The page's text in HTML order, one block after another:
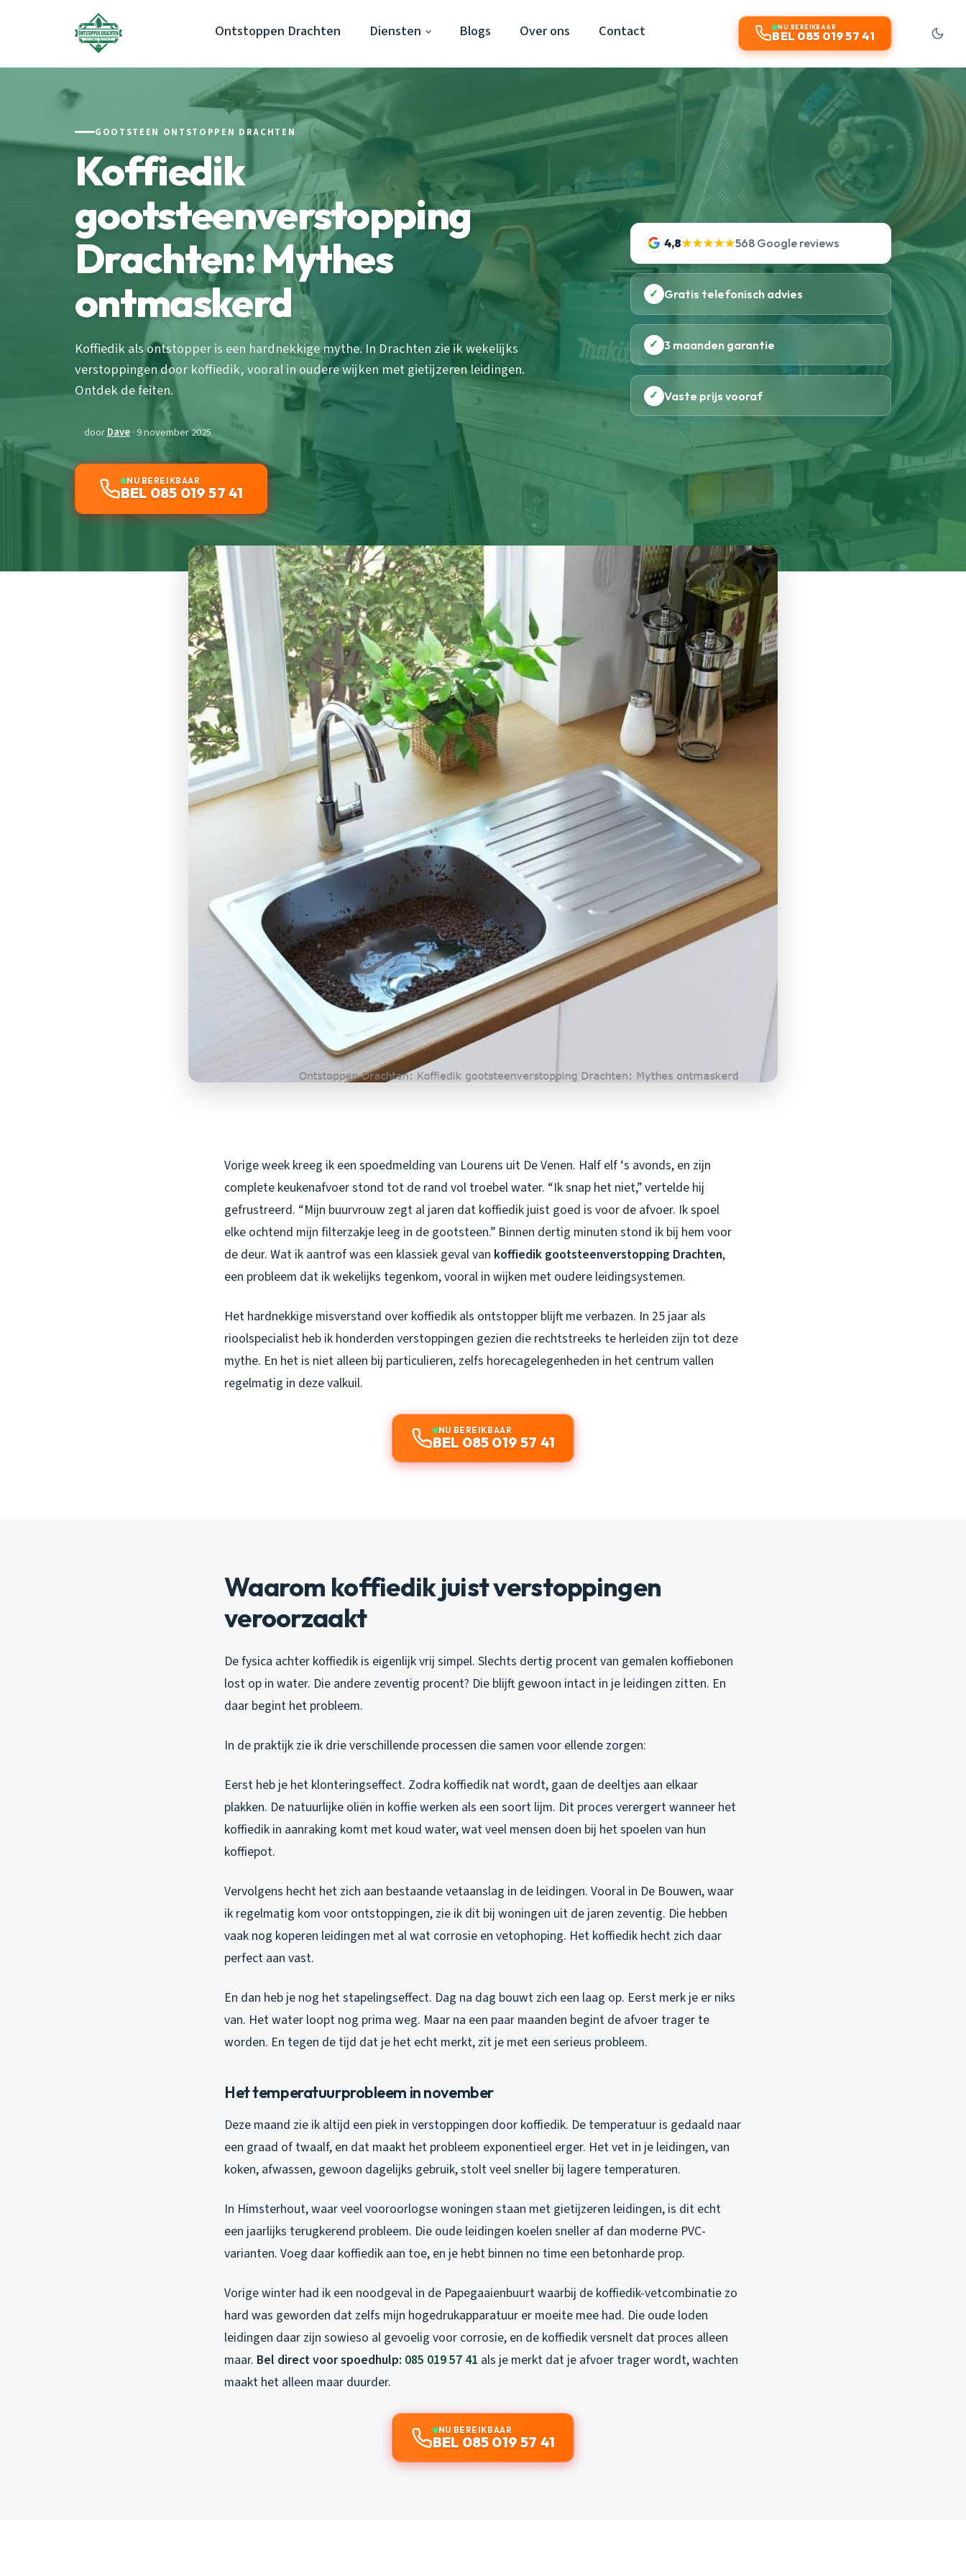
Ontstoppen Drachten Diensten Blogs Over ons Contact NU BEREIKBAAR
BEL 085 019 57 41
GOOTSTEEN ONTSTOPPEN DRACHTEN
Koffiedik
gootsteenverstopping
Drachten: Mythes
ontmaskerd
Koffiedik als ontstopper is een hardnekkige mythe. In Drachten zie ik wekelijks
verstoppingen door koffiedik, vooral in oudere wijken met gietijzeren leidingen.
Ontdek de feiten.
doorDave· 9 november 2025
NU BEREIKBAAR
BEL 085 019 57 41
4,8★★★★★568 Google reviews
✓ Gratis telefonisch advies
✓ 3 maanden garantie
✓ Vaste prijs vooraf
Vorige week kreeg ik een spoedmelding van Lourens uit De Venen. Half elf ‘s avonds, en zijn
complete keukenafvoer stond tot de rand vol troebel water. “Ik snap het niet,” vertelde hij
gefrustreerd. “Mijn buurvrouw zegt al jaren dat koffiedik juist goed is voor de afvoer. Ik spoel
elke ochtend mijn filterzakje leeg in de gootsteen.” Binnen dertig minuten stond ik bij hem voor
de deur. Wat ik aantrof was een klassiek geval van koffiedik gootsteenverstopping Drachten,
een probleem dat ik wekelijks tegenkom, vooral in wijken met oudere leidingsystemen.
Het hardnekkige misverstand over koffiedik als ontstopper blijft me verbazen. In 25 jaar als
rioolspecialist heb ik honderden verstoppingen gezien die rechtstreeks te herleiden zijn tot deze
mythe. En het is niet alleen bij particulieren, zelfs horecagelegenheden in het centrum vallen
regelmatig in deze valkuil.
NU BEREIKBAAR
BEL 085 019 57 41
Waarom koffiedik juist verstoppingen
veroorzaakt
De fysica achter koffiedik is eigenlijk vrij simpel. Slechts dertig procent van gemalen koffiebonen
lost op in water. Die andere zeventig procent? Die blijft gewoon intact in je leidingen zitten. En
daar begint het probleem.
In de praktijk zie ik drie verschillende processen die samen voor ellende zorgen:
Eerst heb je het klonteringseffect. Zodra koffiedik nat wordt, gaan de deeltjes aan elkaar
plakken. De natuurlijke oliën in koffie werken als een soort lijm. Dit proces verergert wanneer het
koffiedik in aanraking komt met koud water, wat veel mensen doen bij het spoelen van hun
koffiepot.
Vervolgens hecht het zich aan bestaande vetaanslag in de leidingen. Vooral in De Bouwen, waar
ik regelmatig kom voor ontstoppingen, zie ik dit bij woningen uit de jaren zeventig. Die hebben
vaak nog koperen leidingen met al wat corrosie en vetophoping. Het koffiedik hecht zich daar
perfect aan vast.
En dan heb je nog het stapelingseffect. Dag na dag bouwt zich een laag op. Eerst merk je er niks
van. Het water loopt nog prima weg. Maar na een paar maanden begint de afvoer trager te
worden. En tegen de tijd dat je het echt merkt, zit je met een serieus probleem.
Het temperatuurprobleem in november
Deze maand zie ik altijd een piek in verstoppingen door koffiedik. De temperatuur is gedaald naar
een graad of twaalf, en dat maakt het probleem exponentieel erger. Het vet in je leidingen, van
koken, afwassen, gewoon dagelijks gebruik, stolt veel sneller bij lagere temperaturen.
In Himsterhout, waar veel vooroorlogse woningen staan met gietijzeren leidingen, is dit echt
een jaarlijks terugkerend probleem. Die oude leidingen koelen sneller af dan moderne PVC-
varianten. Voeg daar koffiedik aan toe, en je hebt binnen no time een betonharde prop.
Vorige winter had ik een noodgeval in de Papegaaienbuurt waarbij de koffiedik-vetcombinatie zo
hard was geworden dat zelfs mijn hogedrukapparatuur er moeite mee had. Die oude loden
leidingen daar zijn sowieso al gevoelig voor corrosie, en de koffiedik versnelt dat proces alleen
maar. Bel direct voor spoedhulp: 085 019 57 41 als je merkt dat je afvoer trager wordt, wachten
maakt het alleen maar duurder.
NU BEREIKBAAR
BEL 085 019 57 41